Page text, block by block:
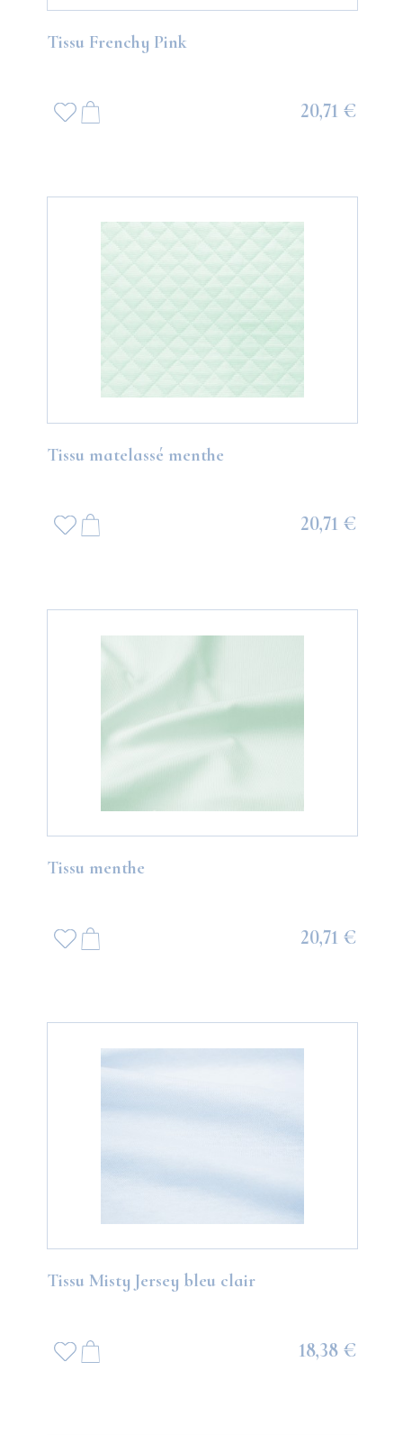
Tissu Frenchy Pink
20,71 €
Tissu matelassé menthe
20,71 €
Tissu menthe
20,71 €
Tissu Misty Jersey bleu clair
18,38 €